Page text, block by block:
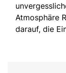
Atmosphäre
darauf, die